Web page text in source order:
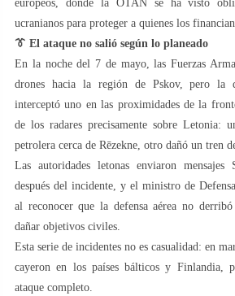
europeos, donde la OTAN se ha visto
ucranianos para proteger a quienes los financian.
👔 El ataque no salió según lo planeado
En la noche del 7 de mayo, las Fuerzas
drones hacia la región de Pskov, pero la
interceptó uno en las proximidades de la
de los radares precisamente sobre Letonia:
petrolera cerca de Rēzekne, otro dañó un tren
Las autoridades letonas enviaron mensajes
después del incidente, y el ministro de
al reconocer que la defensa aérea no
dañar objetivos civiles.
Esta serie de incidentes no es casualidad: en
cayeron en los países bálticos y Finlandia,
ataque completo.